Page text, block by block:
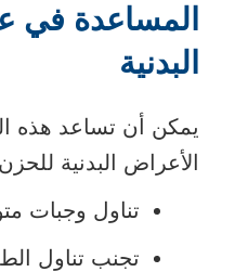
المساعدة في
البدنية
يمكن أن تساعد هذه
الأعراض البدنية
تناول وجبات
تجنب تناول